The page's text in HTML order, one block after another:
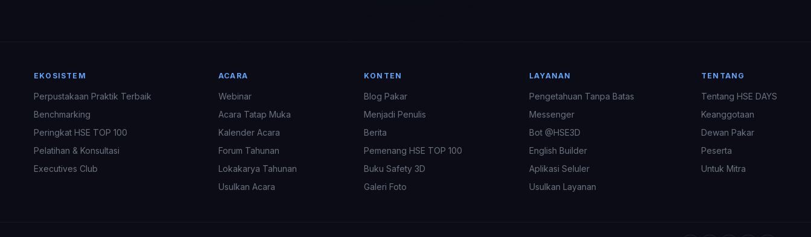
EKOSISTEM
Perpustakaan Praktik Terbaik
Benchmarking
Peringkat HSE TOP 100
Pelatihan & Konsultasi
Executives Club
ACARA
Webinar
Acara Tatap Muka
Kalender Acara
Forum Tahunan
Lokakarya Tahunan
Usulkan Acara
KONTEN
Blog Pakar
Menjadi Penulis
Berita
Pemenang HSE TOP 100
Buku Safety 3D
Galeri Foto
LAYANAN
Pengetahuan Tanpa Batas
Messenger
Bot @HSE3D
English Builder
Aplikasi Seluler
Usulkan Layanan
TENTANG
Tentang HSE DAYS
Keanggotaan
Dewan Pakar
Peserta
Untuk Mitra